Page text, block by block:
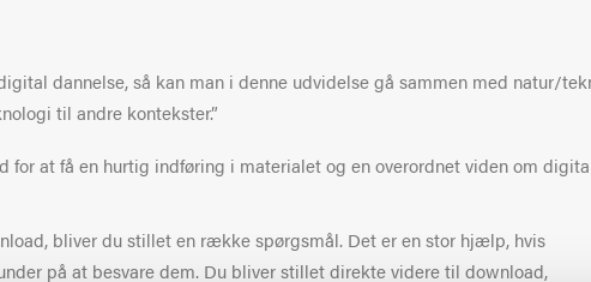
dannelse, så kan man i denne udvidelse gå sammen med natur/
til andre kontekster.”
at få en hurtig indføring i materialet og en overordnet viden om
bliver du stillet en række spørgsmål. Det er en stor hjælp, hvis
på at besvare dem. Du bliver stillet direkte videre til download,